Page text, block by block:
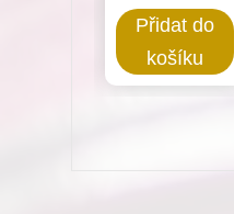
pro
Minerva
Přidat do
košíku